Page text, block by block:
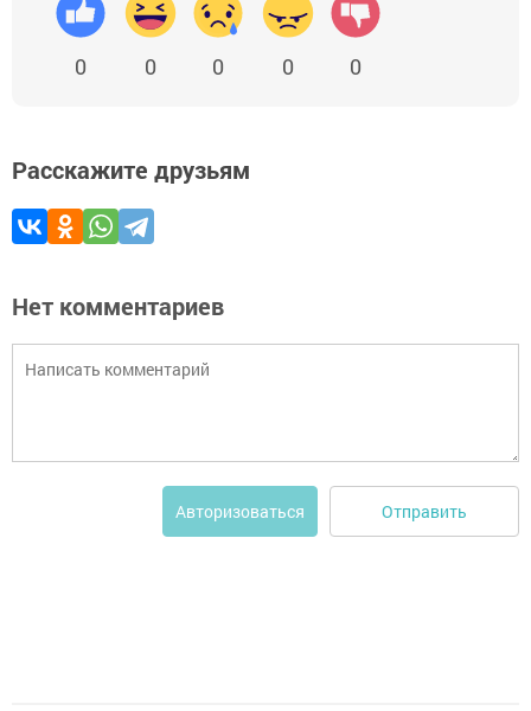
0 0 0 0 0
Расскажите друзьям
Нет комментариев
Авторизоваться Отправить